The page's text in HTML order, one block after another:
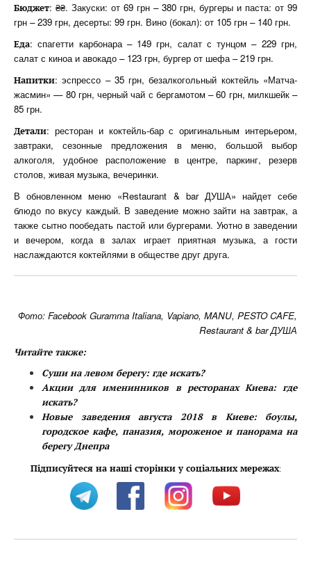
Бюджет: ₴₴. Закуски: от 69 грн – 380 грн, бургеры и паста: от 99
грн – 239 грн, десерты: 99 грн. Вино (бокал): от 105 грн – 140 грн.
Еда: спагетти карбонара – 149 грн, салат с тунцом – 229 грн,
салат с киноа и авокадо – 123 грн, бургер от шефа – 219 грн.
Напитки: эспрессо – 35 грн, безалкогольный коктейль «Матча-
жасмин» — 80 грн, черный чай с бергамотом – 60 грн, милкшейк –
85 грн.
Детали: ресторан и коктейль-бар с оригинальным интерьером,
завтраки, сезонные предложения в меню, большой выбор
алкоголя, удобное расположение в центре, паркинг, резерв
столов, живая музыка, вечеринки.
В обновленном меню «Restaurant & bar ДУША» найдет себе
блюдо по вкусу каждый. В заведение можно зайти на завтрак, а
также сытно пообедать пастой или бургерами. Уютно в заведении
и вечером, когда в залах играет приятная музыка, а гости
наслаждаются коктейлями в обществе друг друга.
Фото: Facebook Guramma Italiana, Vapiano, MANU, PESTO CAFE,
Restaurant & bar ДУША
Читайте также:
Суши на левом берегу: где искать?
Акции для именинников в ресторанах Киева: где
искать?
Новые заведения августа 2018 в Киеве: боулы,
городское кафе, паназия, мороженое и панорама на
берегу Днепра
Підписуйтеся на наші сторінки у соціальних мережах: